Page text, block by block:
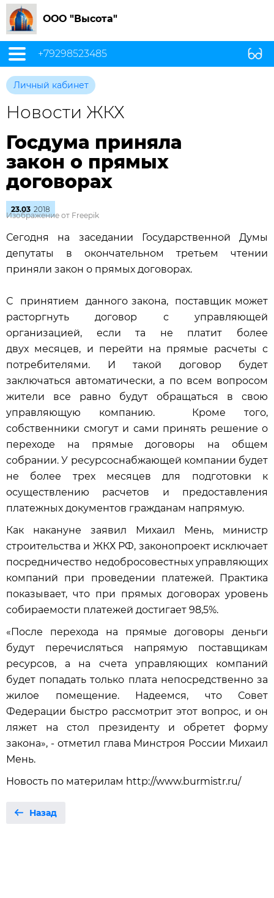
ООО "Высота"
+79298523485
Личный кабинет
Новости ЖКХ
Госдума приняла
закон о прямых
договорах
23.03 2018
Изображение от Freepik
Сегодня на заседании Государственной Думы
депутаты в окончательном третьем чтении
приняли закон о прямых договорах.
С принятием данного закона, поставщик может
расторгнуть договор с управляющей
организацией, если та не платит более
двух месяцев, и перейти на прямые расчеты с
потребителями. И такой договор будет
заключаться автоматически, а по всем вопросом
жители все равно будут обращаться в свою
управляющую компанию. Кроме того,
собственники смогут и сами принять решение о
переходе на прямые договоры на общем
собрании. У ресурсоснабжающей компании будет
не более трех месяцев для подготовки к
осуществлению расчетов и предоставления
платежных документов гражданам напрямую.
Как накануне заявил Михаил Мень, министр
строительства и ЖКХ РФ, законопроект исключает
посредничество недобросовестных управляющих
компаний при проведении платежей. Практика
показывает, что при прямых договорах уровень
собираемости платежей достигает 98,5%.
«После перехода на прямые договоры деньги
будут перечисляться напрямую поставщикам
ресурсов, а на счета управляющих компаний
будет попадать только плата непосредственно за
жилое помещение. Надеемся, что Совет
Федерации быстро рассмотрит этот вопрос, и он
ляжет на стол президенту и обретет форму
закона», - отметил глава Минстроя России Михаил
Мень.
Новость по материлам http://www.burmistr.ru/
Назад